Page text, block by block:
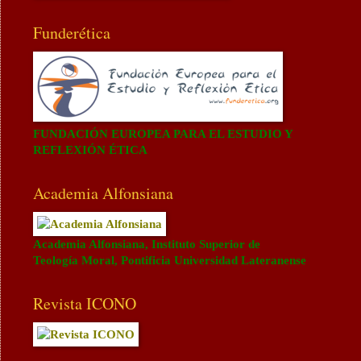
Funderética
FUNDACIÓN EUROPEA PARA EL ESTUDIO Y
REFLEXIÓN ÉTICA
Academia Alfonsiana
Academia Alfonsiana, Instituto Superior de
Teología Moral, Pontificia Universidad Lateranense
Revista ICONO